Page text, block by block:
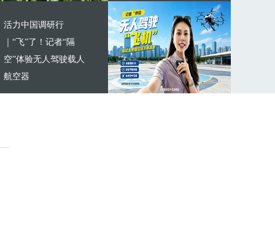
活力中国调研行
｜“飞”了！记者“隔
空”体验无人驾驶载人
航空器